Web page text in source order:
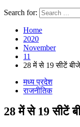
Search for:
Home
2020
November
11
28 में से 19 सीटें
मध्य प्रदेश
राजनीतिक
28 में से 19 सीटें